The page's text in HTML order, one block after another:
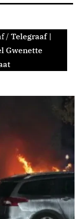
/ Telegraaf |
Gwenette